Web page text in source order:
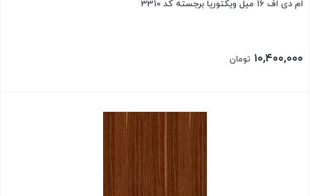
ام دی اف 16 میل ویکتوریا برجسته کد 3310
۱۰,۴۰۰,۰۰۰ تومان